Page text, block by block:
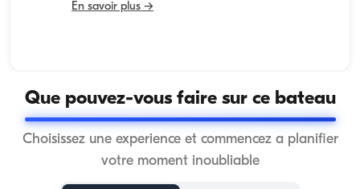
En savoir plus →
Que pouvez-vous faire sur ce bateau
Choisissez une experience et commencez a planifier
votre moment inoubliable